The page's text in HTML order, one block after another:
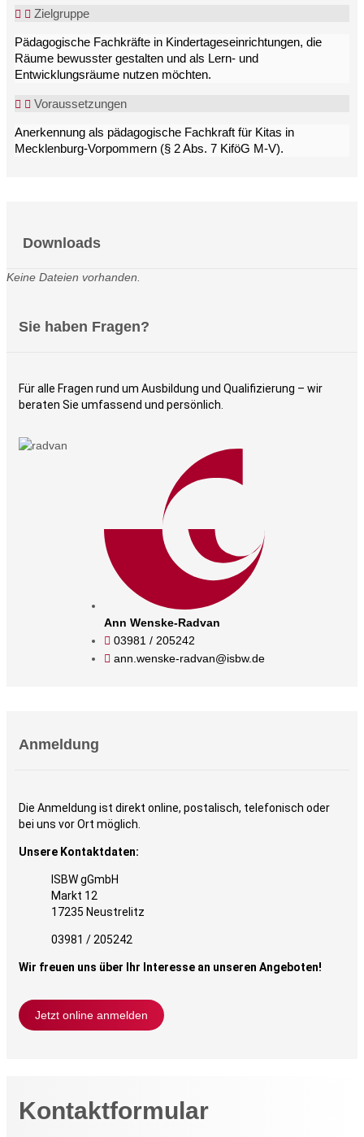
Zielgruppe
Pädagogische Fachkräfte in Kindertageseinrichtungen, die
Räume bewusster gestalten und als Lern- und
Entwicklungsräume nutzen möchten.
Voraussetzungen
Anerkennung als pädagogische Fachkraft für Kitas in
Mecklenburg-Vorpommern (§ 2 Abs. 7 KiföG M-V).
Downloads
Keine Dateien vorhanden.
Sie haben Fragen?
Für alle Fragen rund um Ausbildung und Qualifizierung – wir
beraten Sie umfassend und persönlich.​
Ann Wenske-Radvan
03981 / 205242
ann.wenske-radvan@isbw.de
Anmeldung
Die Anmeldung ist direkt online, postalisch, telefonisch oder
bei uns vor Ort möglich.
Unsere Kontaktdaten:
ISBW gGmbH
Markt 12
17235 Neustrelitz
03981 / 205242
Wir freuen uns über Ihr Interesse an unseren Angeboten!
Jetzt online anmelden
Kontaktformular